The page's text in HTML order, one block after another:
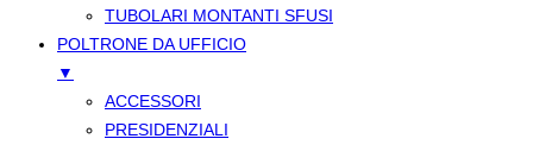
TUBOLARI MONTANTI SFUSI
POLTRONE DA UFFICIO
▼
ACCESSORI
PRESIDENZIALI